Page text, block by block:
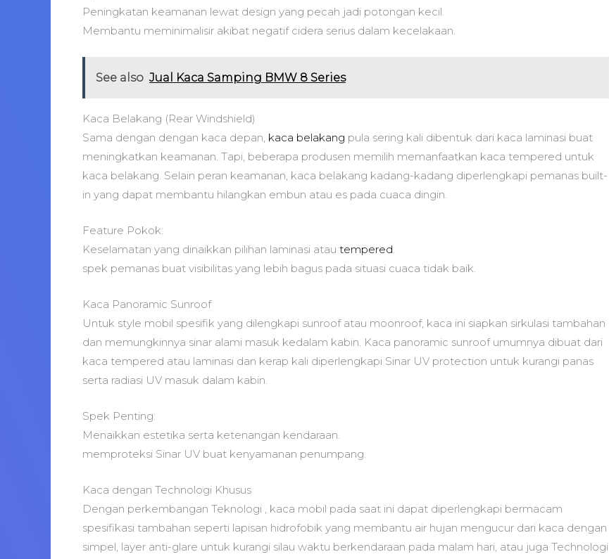
Peningkatan keamanan lewat design yang pecah jadi potongan kecil.
Membantu meminimalisir akibat negatif cidera serius dalam kecelakaan.
See also Jual Kaca Samping BMW 8 Series
Kaca Belakang (Rear Windshield)
Sama dengan dengan kaca depan, kaca belakang pula sering kali dibentuk dari kaca laminasi buat
meningkatkan keamanan. Tapi, beberapa produsen memilih memanfaatkan kaca tempered untuk
kaca belakang. Selain peran keamanan, kaca belakang kadang-kadang diperlengkapi pemanas built-
in yang dapat membantu hilangkan embun atau es pada cuaca dingin.
Feature Pokok:
Keselamatan yang dinaikkan pilihan laminasi atau tempered.
spek pemanas buat visibilitas yang lebih bagus pada situasi cuaca tidak baik.
Kaca Panoramic Sunroof
Untuk style mobil spesifik yang dilengkapi sunroof atau moonroof, kaca ini siapkan sirkulasi tambahan
dan memungkinnya sinar alami masuk kedalam kabin. Kaca panoramic sunroof umumnya dibuat dari
kaca tempered atau laminasi dan kerap kali diperlengkapi Sinar UV protection untuk kurangi panas
serta radiasi UV masuk dalam kabin.
Spek Penting:
Menaikkan estetika serta ketenangan kendaraan.
memproteksi Sinar UV buat kenyamanan penumpang.
Kaca dengan Technologi Khusus
Dengan perkembangan Teknologi , kaca mobil pada saat ini dapat diperlengkapi bermacam
spesifikasi tambahan seperti lapisan hidrofobik yang membantu air hujan mengucur dari kaca dengan
simpel, layer anti-glare untuk kurangi silau waktu berkendaraan pada malam hari, atau juga Technologi